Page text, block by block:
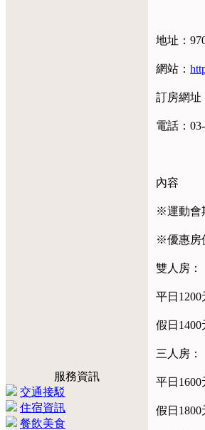
服務資訊
交通接駁
住宿資訊
餐飲美食
地址：
網站：
訂房網址
電話：
內容
※運動會
※優惠房
雙人房：
平日1200
假日1400
三人房：
平日1600
假日1800